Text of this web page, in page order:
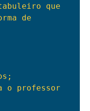
que
de
o professor